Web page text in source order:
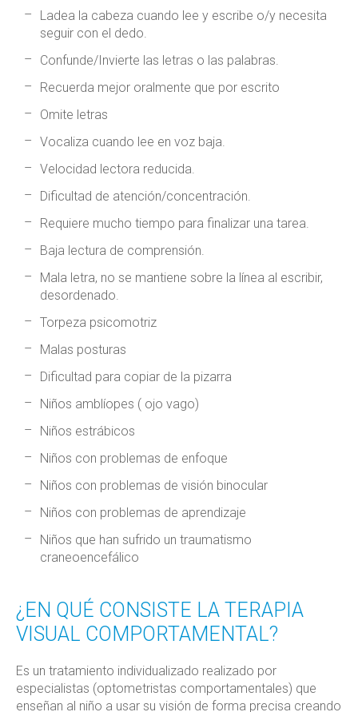
Ladea la cabeza cuando lee y escribe o/y necesita
seguir con el dedo.
Confunde/Invierte las letras o las palabras.
Recuerda mejor oralmente que por escrito
Omite letras
Vocaliza cuando lee en voz baja.
Velocidad lectora reducida.
Dificultad de atención/concentración.
Requiere mucho tiempo para finalizar una tarea.
Baja lectura de comprensión.
Mala letra, no se mantiene sobre la línea al escribir,
desordenado.
Torpeza psicomotriz
Malas posturas
Dificultad para copiar de la pizarra
Niños amblíopes ( ojo vago)
Niños estrábicos
Niños con problemas de enfoque
Niños con problemas de visión binocular
Niños con problemas de aprendizaje
Niños que han sufrido un traumatismo
craneoencefálico
¿EN QUÉ CONSISTE LA TERAPIA
VISUAL COMPORTAMENTAL?
Es un tratamiento individualizado realizado por
especialistas (optometristas comportamentales) que
enseñan al niño a usar su visión de forma precisa creando